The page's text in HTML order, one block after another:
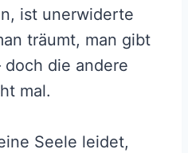
ist unerwiderte
träumt, man gibt
die andere
mal.
Seele leidet,